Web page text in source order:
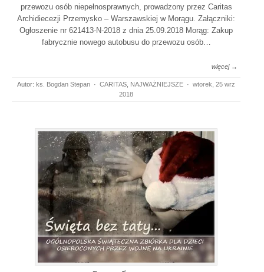
przewozu osób niepełnosprawnych, prowadzony przez Caritas
Archidiecezji Przemysko – Warszawskiej w Morągu. Załączniki:
Ogłoszenie nr 621413-N-2018 z dnia 25.09.2018 Morąg: Zakup
fabrycznie nowego autobusu do przewozu osób…
więcej →
Autor: ks. Bogdan Stepan · CARITAS NAJWAŻNIEJSZE · wtorek, 25 wrz
2018